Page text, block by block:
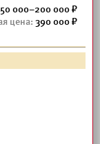
000–200 000
390 000